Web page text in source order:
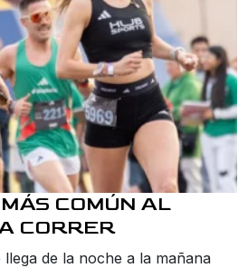
COMÚN AL
CORRER
de la noche a la mañana